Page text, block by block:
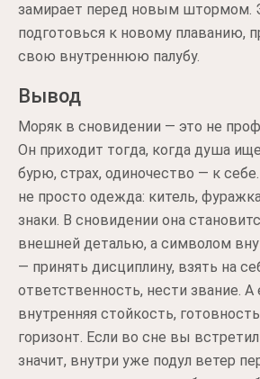
замирает перед новым штормом.
подготовься к новому плаванию,
свою внутреннюю палубу.
Вывод
Моряк в сновидении — это не
Он приходит тогда, когда душа
бурю, страх, одиночество — к
не просто одежда: китель,
знаки. В сновидении она
внешней деталью, а символом
— принять дисциплину, взять на
ответственность, нести звание. А
внутренняя стойкость,
горизонт. Если во сне вы
значит, внутри уже подул ветер